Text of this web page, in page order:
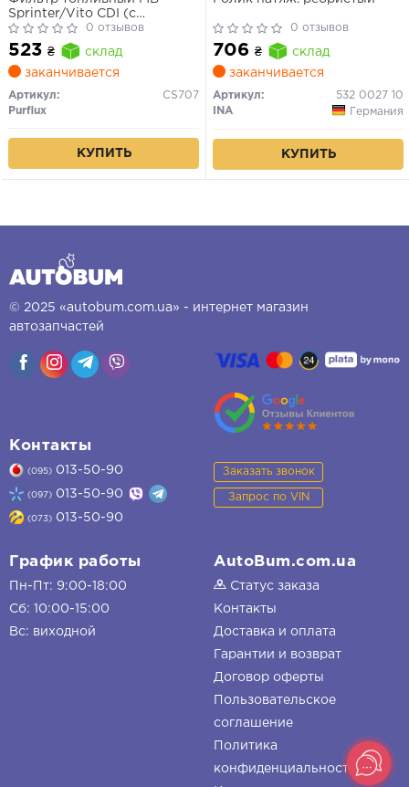
Sprinter/Vito CDI (с
подогревом) WF8274WIX,
F026402044, WK 84218,
H167WK, PXCS707
0 отзывов
523 ₴
склад
заканчивается
Артикул:
CS707
Purflux
КУПИТЬ
0 отзывов
706 ₴
склад
заканчивается
Артикул:
532 0027 10
INA
Германия
КУПИТЬ
© 2025 «autobum.com.ua» - интернет магазин
автозапчастей
Контакты
(095) 013-50-90
(097) 013-50-90
(073) 013-50-90
Заказать звонок
Запрос по VIN
График работы
Пн-Пт: 9:00-18:00
Сб: 10:00-15:00
Вс: виходной
AutoBum.com.ua
Статус заказа
Контакты
Доставка и оплата
Гарантии и возврат
Договор оферты
Пользовательское
соглашение
Политика
конфиденциальности